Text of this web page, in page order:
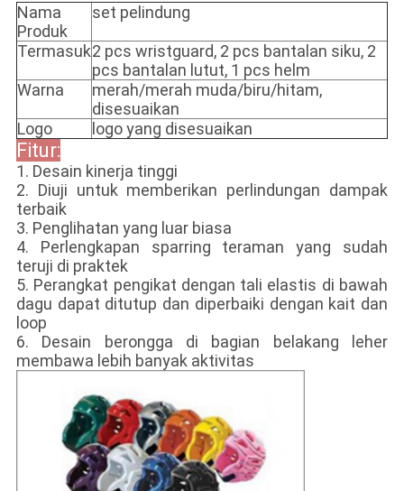
Nama
Produk
set pelindung
Termasuk2 pcs wristguard, 2 pcs bantalan siku, 2
pcs bantalan lutut, 1 pcs helm
Warna
merah/merah muda/biru/hitam,
disesuaikan
Logo
logo yang disesuaikan
Fitur:
1. Desain kinerja tinggi
2. Diuji untuk memberikan perlindungan dampak
terbaik
3. Penglihatan yang luar biasa
4. Perlengkapan sparring teraman yang sudah
teruji di praktek
5. Perangkat pengikat dengan tali elastis di bawah
dagu dapat ditutup dan diperbaiki dengan kait dan
loop
6. Desain berongga di bagian belakang leher
membawa lebih banyak aktivitas